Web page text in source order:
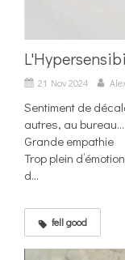
21 Nov 2024
Sentiment de
autres, au bureau…
Grande empathie
Trop plein
d...
fell good